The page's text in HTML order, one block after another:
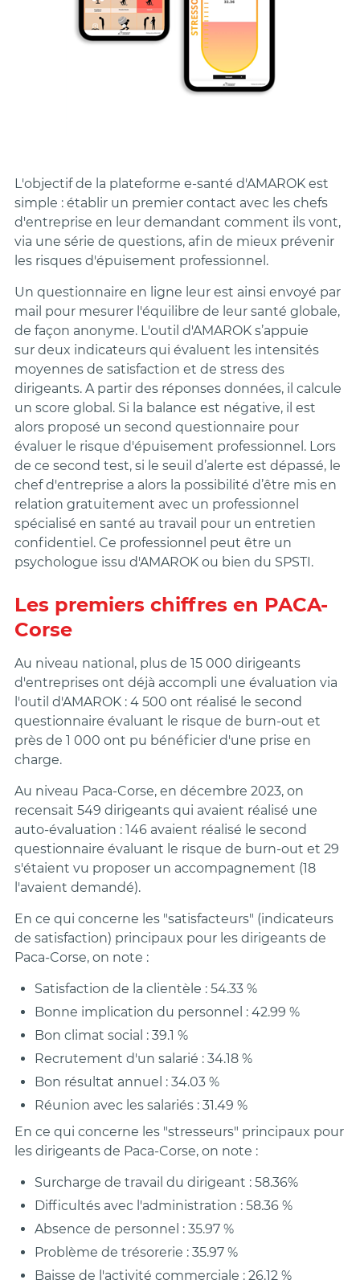
L'objectif de la plateforme e-santé d'AMAROK est
simple : établir un premier contact avec les chefs
d'entreprise en leur demandant comment ils vont,
via une série de questions, afin de mieux prévenir
les risques d'épuisement professionnel.
Un questionnaire en ligne leur est ainsi envoyé par
mail pour mesurer l'équilibre de leur santé globale,
de façon anonyme. L'outil d'AMAROK s’appuie
sur deux indicateurs qui évaluent les intensités
moyennes de satisfaction et de stress des
dirigeants. A partir des réponses données, il calcule
un score global. Si la balance est négative, il est
alors proposé un second questionnaire pour
évaluer le risque d'épuisement professionnel. Lors
de ce second test, si le seuil d’alerte est dépassé, le
chef d'entreprise a alors la possibilité d’être mis en
relation gratuitement avec un professionnel
spécialisé en santé au travail pour un entretien
confidentiel. Ce professionnel peut être un
psychologue issu d'AMAROK ou bien du SPSTI.
Les premiers chiffres en PACA-
Corse
Au niveau national, plus de 15 000 dirigeants
d'entreprises ont déjà accompli une évaluation via
l'outil d'AMAROK : 4 500 ont réalisé le second
questionnaire évaluant le risque de burn-out et
près de 1 000 ont pu bénéficier d'une prise en
charge.
Au niveau Paca-Corse, en décembre 2023, on
recensait 549 dirigeants qui avaient réalisé une
auto-évaluation : 146 avaient réalisé le second
questionnaire évaluant le risque de burn-out et 29
s'étaient vu proposer un accompagnement (18
l'avaient demandé).
En ce qui concerne les "satisfacteurs" (indicateurs
de satisfaction) principaux pour les dirigeants de
Paca-Corse, on note :
Satisfaction de la clientèle : 54.33 %
Bonne implication du personnel : 42.99 %
Bon climat social : 39.1 %
Recrutement d'un salarié : 34.18 %
Bon résultat annuel : 34.03 %
Réunion avec les salariés : 31.49 %
En ce qui concerne les "stresseurs" principaux pour
les dirigeants de Paca-Corse, on note :
Surcharge de travail du dirigeant : 58.36%
Difficultés avec l'administration : 58.36 %
Absence de personnel : 35.97 %
Problème de trésorerie : 35.97 %
Baisse de l'activité commerciale : 26.12 %